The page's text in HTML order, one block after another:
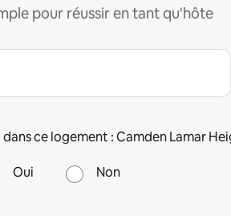
pour réussir en tant qu'hôte
ce logement : Camden Lamar
Oui Non